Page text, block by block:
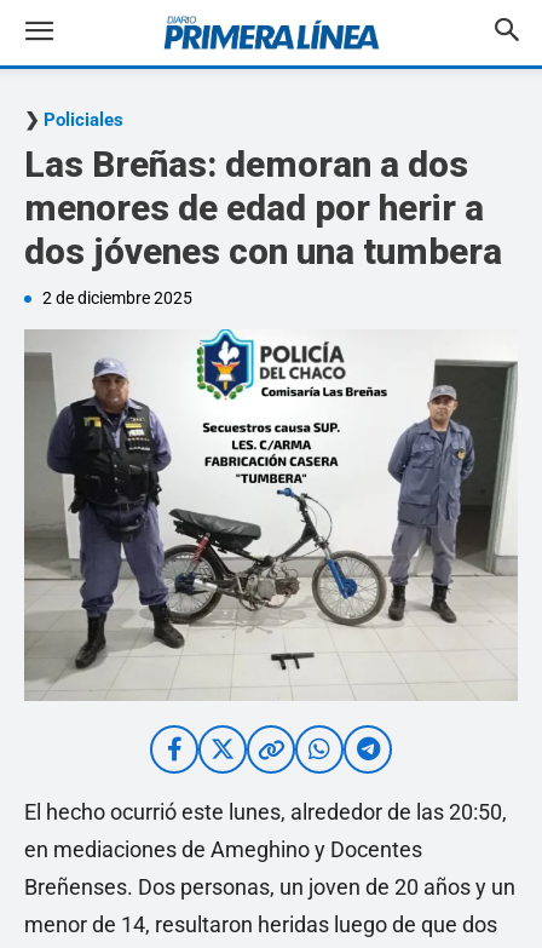
Policiales
Las Breñas: demoran a dos
menores de edad por herir a
dos jóvenes con una tumbera
2 de diciembre 2025
El hecho ocurrió este lunes, alrededor de las 20:50,
en mediaciones de Ameghino y Docentes
Breñenses. Dos personas, un joven de 20 años y un
menor de 14, resultaron heridas luego de que dos